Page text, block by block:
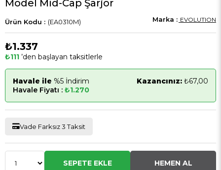
Model Mid-Cap Şarjör
(EA0310M) EVOLUTION
₺1.337
₺111 ’den başlayan taksitlerle
Havale ile %5 İndirim Kazancınız: ₺67,00
Havale Fiyatı : ₺1.270
Vade Farksız 3 Taksit